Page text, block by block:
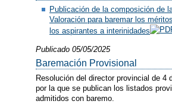
Publicación de la composición de
Valoración para baremar los
los aspirantes a interinidades
Publicado 05/05/2025
Baremación Provisional
Resolución del director provincial de 4
por la que se publican los listados
admitidos con baremo.